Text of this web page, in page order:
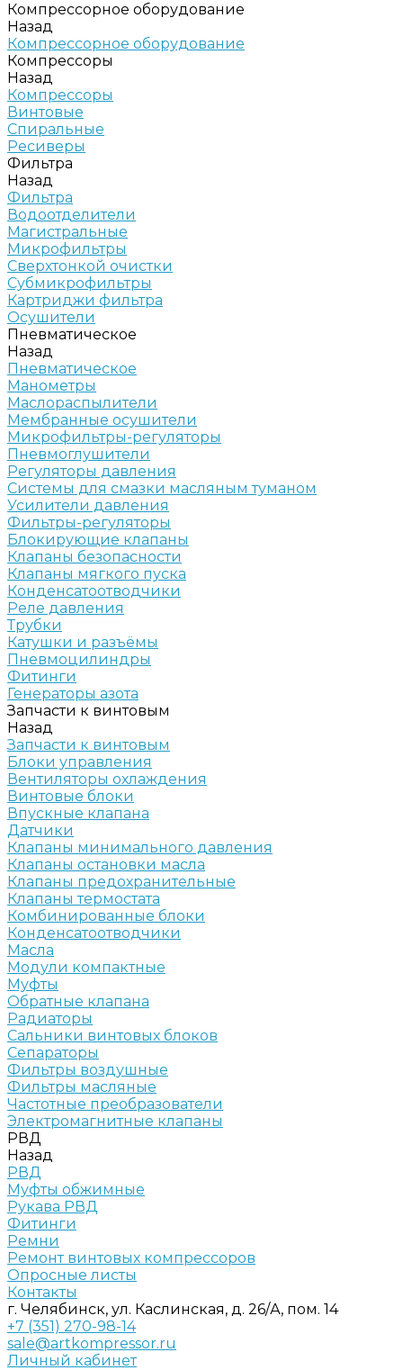
Компрессорное оборудование
Назад
Компрессорное оборудование
Компрессоры
Назад
Компрессоры
Винтовые
Спиральные
Ресиверы
Фильтра
Назад
Фильтра
Водоотделители
Магистральные
Микрофильтры
Сверхтонкой очистки
Субмикрофильтры
Картриджи фильтра
Осушители
Пневматическое
Назад
Пневматическое
Манометры
Маслораспылители
Мембранные осушители
Микрофильтры-регуляторы
Пневмоглушители
Регуляторы давления
Системы для смазки масляным туманом
Усилители давления
Фильтры-регуляторы
Блокирующие клапаны
Клапаны безопасности
Клапаны мягкого пуска
Конденсатоотводчики
Реле давления
Трубки
Катушки и разъёмы
Пневмоцилиндры
Фитинги
Генераторы азота
Запчасти к винтовым
Назад
Запчасти к винтовым
Блоки управления
Вентиляторы охлаждения
Винтовые блоки
Впускные клапана
Датчики
Клапаны минимального давления
Клапаны остановки масла
Клапаны предохранительные
Клапаны термостата
Комбинированные блоки
Конденсатоотводчики
Масла
Модули компактные
Муфты
Обратные клапана
Радиаторы
Сальники винтовых блоков
Сепараторы
Фильтры воздушные
Фильтры масляные
Частотные преобразователи
Электромагнитные клапаны
РВД
Назад
РВД
Муфты обжимные
Рукава РВД
Фитинги
Ремни
Ремонт винтовых компрессоров
Опросные листы
Контакты
г. Челябинск, ул. Каслинская, д. 26/А, пом. 14
+7 (351) 270-98-14
sale@artkompressor.ru
Личный кабинет